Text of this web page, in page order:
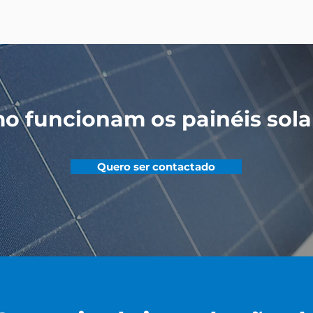
funcionam os painéis
Quero ser contactado